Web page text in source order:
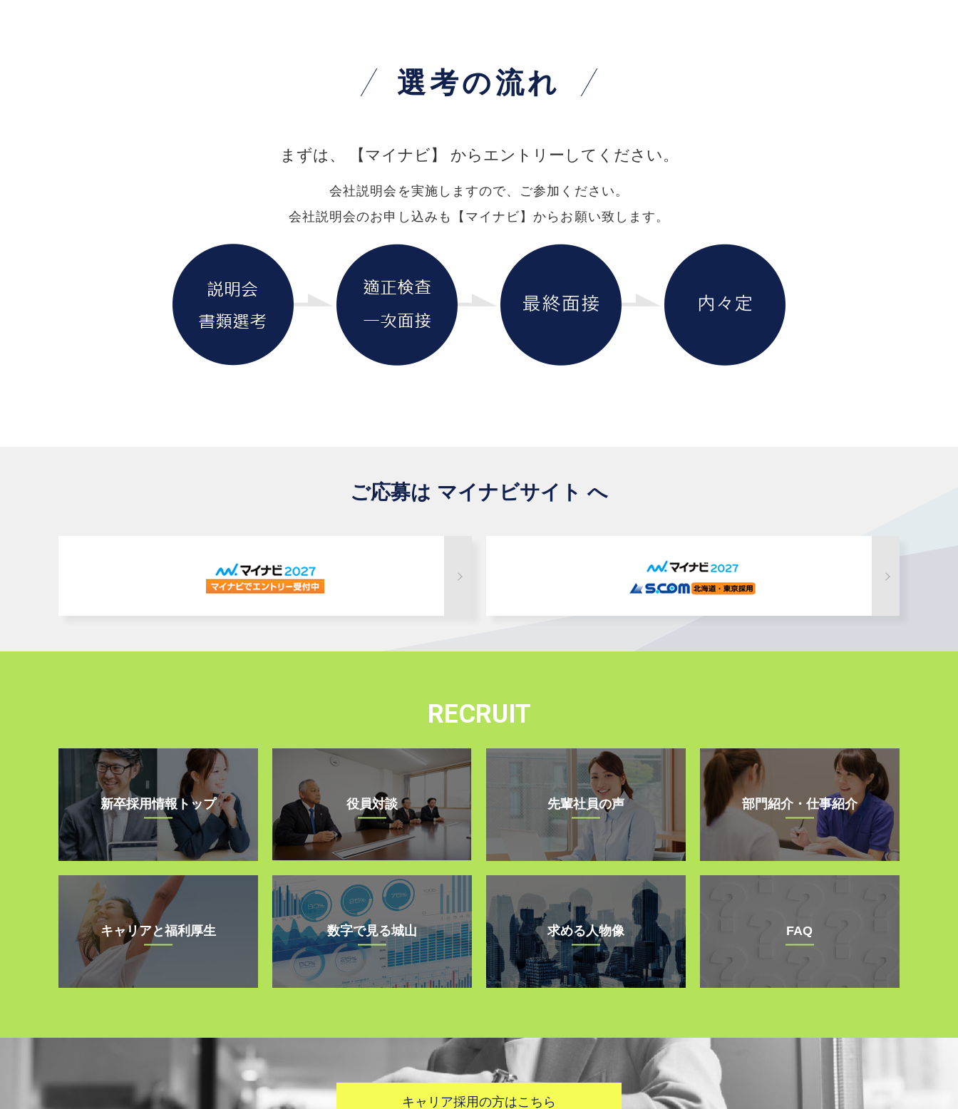
選考の流れ
まずは、 【マイナビ】 から エントリーしてください。
会社説明会を実施しますので、ご参加ください。
会社説明会のお申し込みも【マイナビ】からお願い致します。
ご応募は マイナビサイト へ
RECRUIT
新卒採用情報トップ 役員対談 先輩社員の声 部門紹介・仕事紹介
キャリアと福利厚生 数字で見る城山 求める人物像 FAQ
キャリア採用の方はこちら